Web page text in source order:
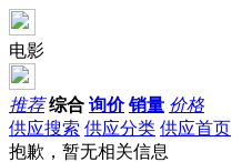
电影
推荐 综合 询价 销量 价格
供应搜索 供应分类 供应首页
抱歉，暂无相关信息